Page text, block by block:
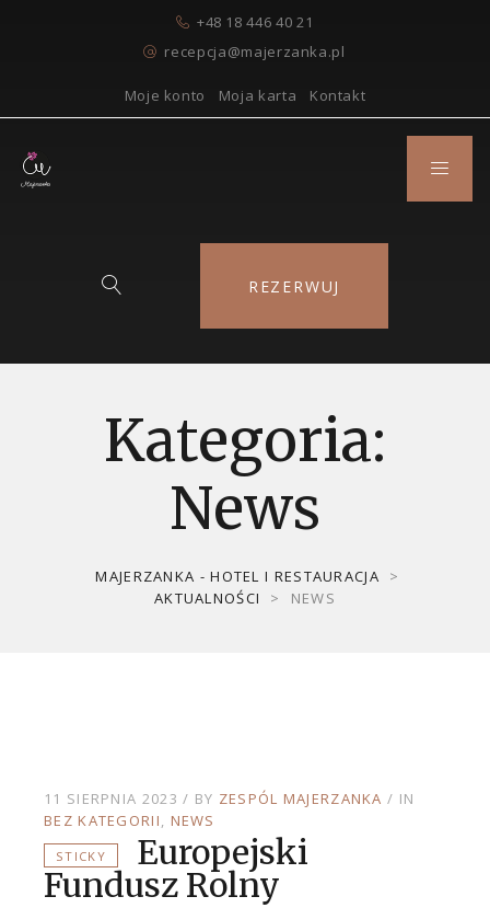
+48 18 446 40 21
recepcja@majerzanka.pl
Moje konto Moja karta Kontakt
REZERWUJ
Kategoria:
News
MAJERZANKA - HOTEL I RESTAURACJA
>
AKTUALNOŚCI
> NEWS
11 SIERPNIA 2023 BY ZESPÓL MAJERZANKA
IN
BEZ KATEGORII
NEWS
STICKY Europejski
Fundusz Rolny